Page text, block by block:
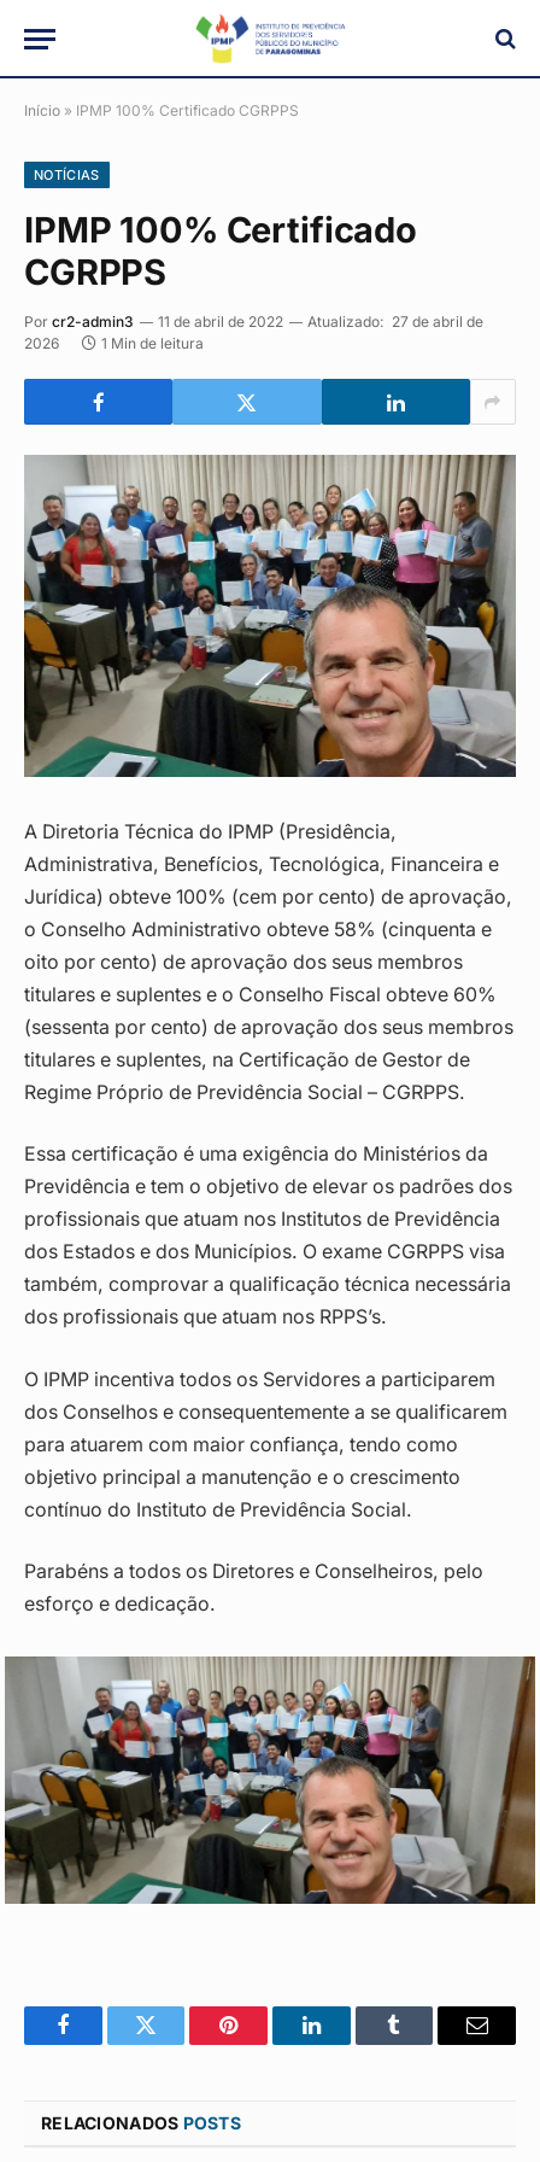
Início » IPMP 100% Certificado CGRPPS
NOTÍCIAS
IPMP 100% Certificado
CGRPPS
Por cr2-admin3 11 de abril de 2022 Atualizado: 27 de abril de
2026
1 Min de leitura
A Diretoria Técnica do IPMP (Presidência,
Administrativa, Benefícios, Tecnológica, Financeira e
Jurídica) obteve 100% (cem por cento) de aprovação,
o Conselho Administrativo obteve 58% (cinquenta e
oito por cento) de aprovação dos seus membros
titulares e suplentes e o Conselho Fiscal obteve 60%
(sessenta por cento) de aprovação dos seus membros
titulares e suplentes, na Certificação de Gestor de
Regime Próprio de Previdência Social – CGRPPS.
Essa certificação é uma exigência do Ministérios da
Previdência e tem o objetivo de elevar os padrões dos
profissionais que atuam nos Institutos de Previdência
dos Estados e dos Municípios. O exame CGRPPS visa
também, comprovar a qualificação técnica necessária
dos profissionais que atuam nos RPPS’s.
O IPMP incentiva todos os Servidores a participarem
dos Conselhos e consequentemente a se qualificarem
para atuarem com maior confiança, tendo como
objetivo principal a manutenção e o crescimento
contínuo do Instituto de Previdência Social.
Parabéns a todos os Diretores e Conselheiros, pelo
esforço e dedicação.
FacebookTwitter Pinterest LinkedInTumblr
E-
RELACIONADOS POSTS